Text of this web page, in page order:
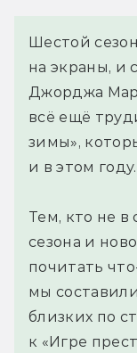
Шестой
на экраны, и
Джорджа
всё ещё
зимы»,
и в этом году.
Тем, кто не в
сезона и
почитать
мы
близких по
к «Игре